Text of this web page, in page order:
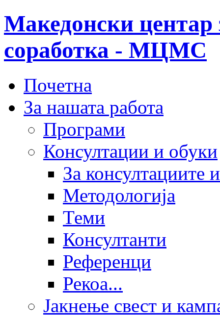
Македонски центар
соработка - МЦМС
Почетна
За нашата работа
Програми
Консултации и обуки
За консултациите
Методологија
Теми
Консултанти
Референци
Рекоа...
Јакнење свест и